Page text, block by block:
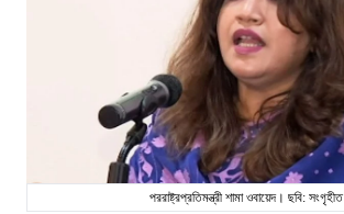
পররাষ্ট্রপ্রতিমন্ত্রী শামা ওবায়েদ। ছবি: সংগৃহীত